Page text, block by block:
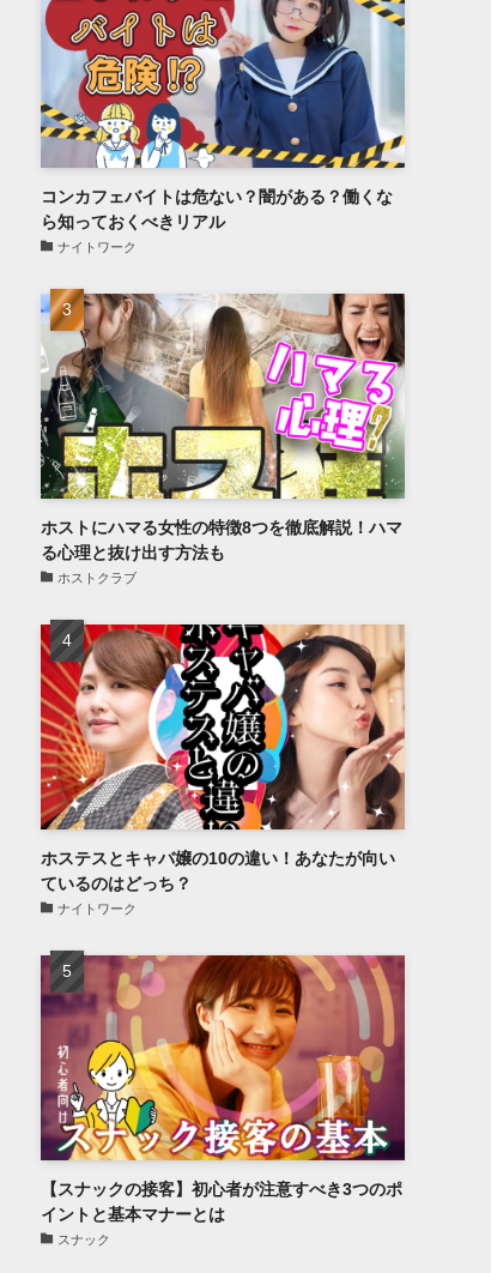
コンカフェバイトは危ない？闇がある？働くな
ら知っておくべきリアル
ナイトワーク
ホストにハマる女性の特徴8つを徹底解説！ハマ
る心理と抜け出す方法も
ホストクラブ
ホステスとキャバ嬢の10の違い！あなたが向い
ているのはどっち？
ナイトワーク
【スナックの接客】初心者が注意すべき3つのポ
イントと基本マナーとは
スナック